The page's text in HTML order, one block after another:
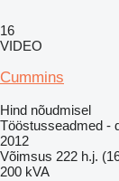
16
VIDEO
Cummins
Hind nõudmisel
Tööstusseadmed -
2012
Võimsus 222 h.j.
200 kVA